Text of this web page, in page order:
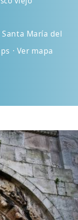
María del
· Ver mapa